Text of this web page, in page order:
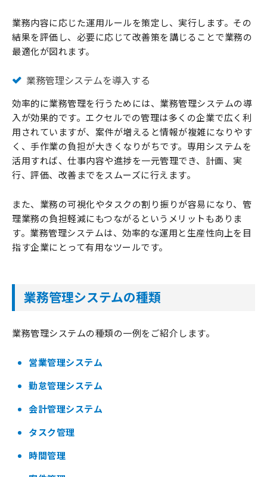
業務内容に応じた運用ルールを策定し、実行します。その
結果を評価し、必要に応じて改善策を講じることで業務の
最適化が図れます。
業務管理システムを導入する
効率的に業務管理を行うためには、業務管理システムの導
入が効果的です。エクセルでの管理は多くの企業で広く利
用されていますが、案件が増えると情報が複雑になりやす
く、手作業の負担が大きくなりがちです。専用システムを
活用すれば、仕事内容や進捗を一元管理でき、計画、実
行、評価、改善までをスムーズに行えます。
また、業務の可視化やタスクの割り振りが容易になり、管
理業務の負担軽減にもつながるというメリットもありま
す。業務管理システムは、効率的な運用と生産性向上を目
指す企業にとって有用なツールです。
業務管理システムの種類
業務管理システムの種類の一例をご紹介します。
営業管理システム
勤怠管理システム
会計管理システム
タスク管理
時間管理